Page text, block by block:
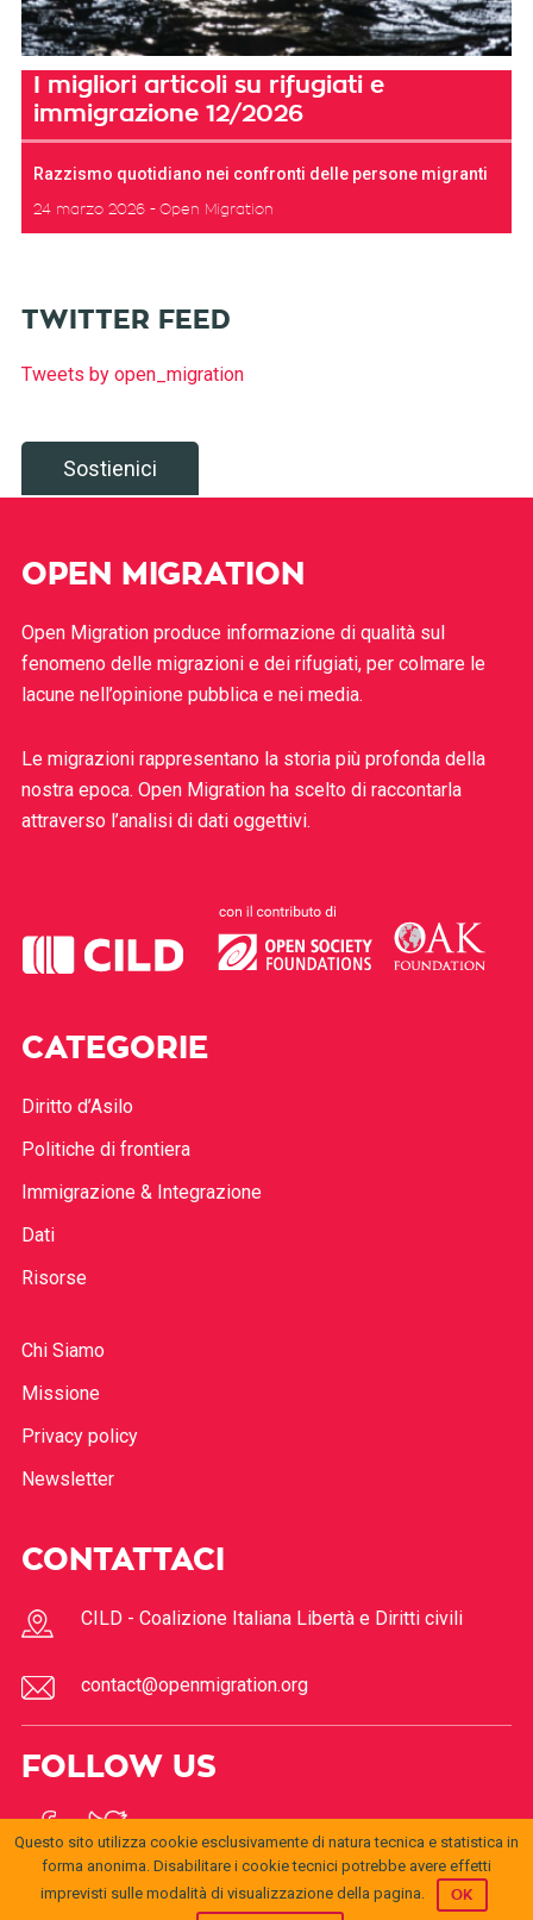
I migliori articoli su rifugiati e
immigrazione 12/2026
Razzismo quotidiano nei confronti delle persone migranti
24 marzo 2026 Open Migration
TWITTER FEED
Tweets by open_migration
Sostienici
OPEN MIGRATION
Open Migration produce informazione di qualità sul
fenomeno delle migrazioni e dei rifugiati, per colmare le
lacune nell’opinione pubblica e nei media.
Le migrazioni rappresentano la storia più profonda della
nostra epoca. Open Migration ha scelto di raccontarla
attraverso l’analisi di dati oggettivi.
CATEGORIE
Diritto d’Asilo
Politiche di frontiera
Immigrazione & Integrazione
Dati
Risorse
Chi Siamo
Missione
Privacy policy
Newsletter
CONTATTACI
CILD - Coalizione Italiana Libertà e Diritti civili
contact@openmigration.org
FOLLOW US
Questo sito utilizza cookie esclusivamente di natura tecnica e statistica in
forma anonima. Disabilitare i cookie tecnici potrebbe avere effetti
imprevisti sulle modalità di visualizzazione della pagina.
OK